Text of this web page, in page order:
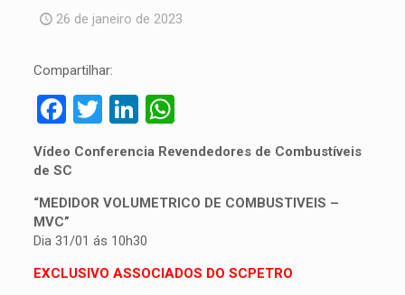
26 de janeiro de 2023
Compartilhar:
Facebook
TwitterLinkedIn
WhatsApp
Vídeo Conferencia Revendedores de Combustíveis
de SC
“MEDIDOR VOLUMETRICO DE COMBUSTIVEIS –
MVC”
Dia 31/01 ás 10h30
EXCLUSIVO ASSOCIADOS DO SCPETRO